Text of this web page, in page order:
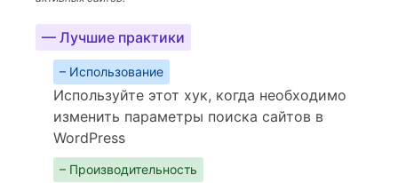
— Лучшие практики
– Использование
Используйте этот хук, когда необходимо
изменить параметры поиска сайтов в
WordPress
– Производительность